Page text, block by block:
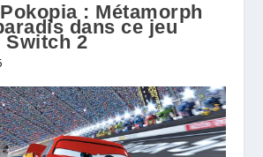
: Métamorph
dans ce jeu
2